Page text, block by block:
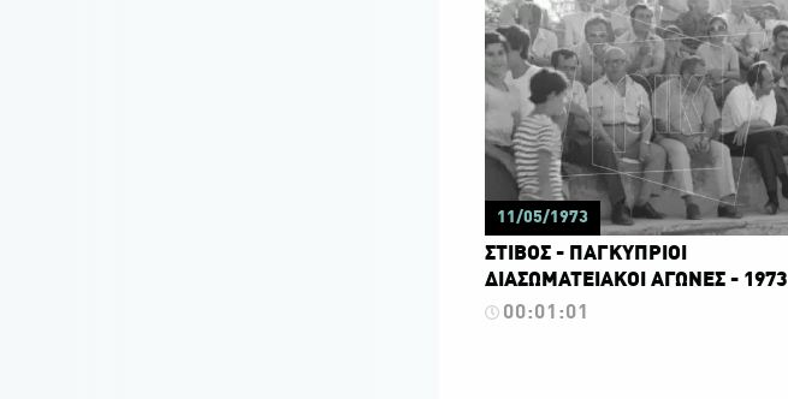
11/05/1973
ΣΤΙΒΟΣ - ΠΑΓΚΥΠΡΙΟΙ
ΔΙΑΣΩΜΑΤΕΙΑΚΟΙ ΑΓΩΝΕΣ - 1973
00:01:01